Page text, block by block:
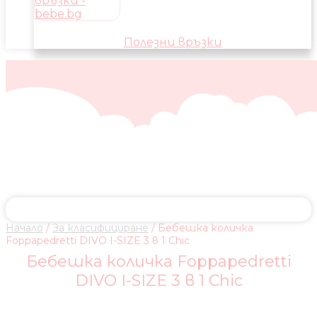
Полезни връзки
Начало / За класифициране / Бебешка количка
Foppapedretti DIVO I-SIZE 3 в 1 Chic
Бебешка количка Foppapedretti
DIVO I-SIZE 3 в 1 Chic